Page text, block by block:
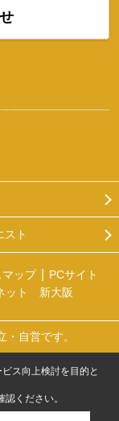
スト
マップ
PCサイト
ット 新大阪
自営です。
ス向上検討を目的と
認ください。